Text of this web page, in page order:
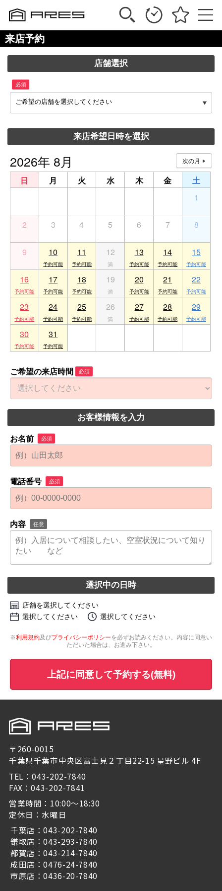
来店予約
店舗選択
必須
ご希望の店舗を選択してください
来店希望日時を選択
2026年 8月
日 月 火 水 木 金
土
1
2 3 4 5 6 7 8
9 10 11 12 13 14 15
16 17 18 19 20 21 22
23 24 25 26 27 28 29
30 31
ご希望の来店時間 必須
お客様情報を入力
お名前 必須
電話番号 必須
内容 任意
選択中の日時
店舗を選択してください
選択してください
選択してください
※利用規約及びプライバシーポリシーを必ずお読みください。内容に同意い
ただいた場合は、お進み下さい。
上記に同意して予約する(無料)
〒260-0015
千葉県千葉市中央区富士見２丁目22-15 星野ビル 4F
TEL：043-202-7840
FAX：043-202-7841
営業時間：10:00～18:30
定休日：水曜日
千葉店：043-202-7840
鎌取店：043-293-7840
都賀店：043-214-7840
成田店：0476-24-7840
市原店：0436-20-7840